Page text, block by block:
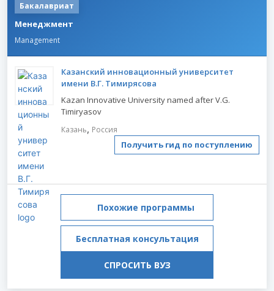
Бакалавриат
Менеджмент
Management
Казанский инновационный университет
имени В.Г. Тимирясова
Kazan Innovative University named after V.G.
Timiryasov
Казань, Россия
Получить гид по поступлению
Похожие программы
Бесплатная консультация
СПРОСИТЬ ВУЗ